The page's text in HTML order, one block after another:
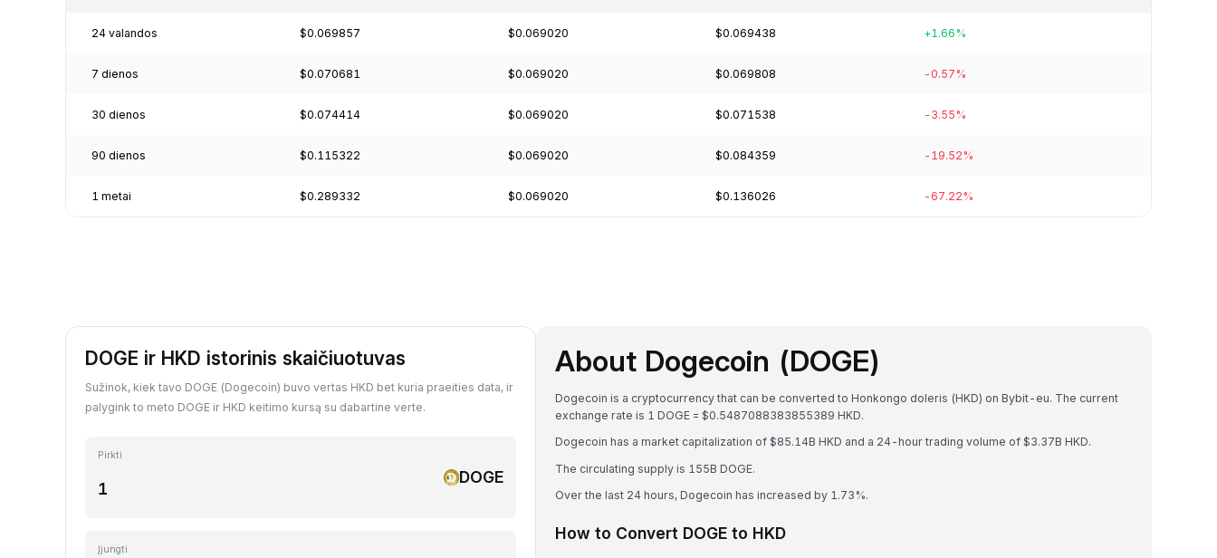
24 valandos $0.069857 $0.069020 $0.069438 +1.66%
7 dienos $0.070681 $0.069020 $0.069808 -0.57%
30 dienos $0.074414 $0.069020 $0.071538 -3.55%
90 dienos $0.115322 $0.069020 $0.084359 -19.52%
1 metai $0.289332 $0.069020 $0.136026 -67.22%
DOGE ir HKD istorinis skaičiuotuvas
Sužinok, kiek tavo DOGE (Dogecoin) buvo vertas HKD bet kuria praeities data, ir
palygink to meto DOGE ir HKD keitimo kursą su dabartine verte.
Pirkti
DOGE
Įjungti
About Dogecoin (DOGE)
Dogecoin is a cryptocurrency that can be converted to Honkongo doleris (HKD) on Bybit-eu. The current
exchange rate is 1 DOGE = $0.5487088383855389 HKD.
Dogecoin has a market capitalization of $85.14B HKD and a 24-hour trading volume of $3.37B HKD.
The circulating supply is 155B DOGE.
Over the last 24 hours, Dogecoin has increased by 1.73%.
How to Convert DOGE to HKD